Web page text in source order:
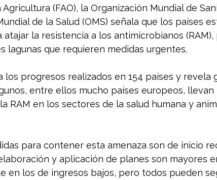
(FAO), la Organización Mundial de
de la Salud (OMS) señala que los países
la resistencia a los antimicrobianos (RAM),
lagunas que requieren medidas urgentes.
los progresos realizados en 154 países y revela
entre ellos mucho países europeos, llevan
RAM en los sectores de la salud humana y
para contener esta amenaza son de inicio
y aplicación de planes son mayores
en los de ingresos bajos, pero todos pueden